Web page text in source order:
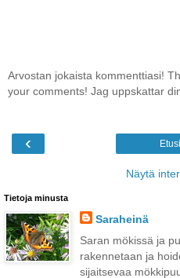
Arvostan jokaista kommenttiasi!
your comments! Jag uppskattar
‹
Näytä
Tietoja minusta
Saraheinä
Saran mökissä ja
rakennetaan ja
sijaitsevaa